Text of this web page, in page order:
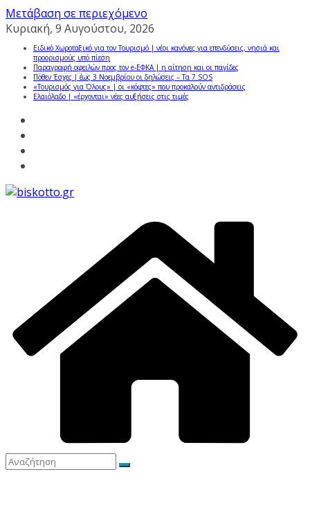
Μετάβαση σε περιεχόμενο
Κυριακή, 9 Αυγούστου, 2026
Ειδικό Χωροταξικό για τον Τουρισμό | νέοι κανόνες για επενδύσεις, νησιά και
προορισμούς υπό πίεση
Παραγραφή οφειλών προς τον e-ΕΦΚΑ | η αίτηση και οι παγίδες
Πόθεν Έσχες | έως 3 Νοεμβρίου οι δηλώσεις – Τα 7 SOS
«Τουρισμός για Όλους» | οι «κόφτες» που προκαλούν αντιδράσεις
Ελαιόλαδο | «έρχονται» νέες αυξήσεις στις τιμές